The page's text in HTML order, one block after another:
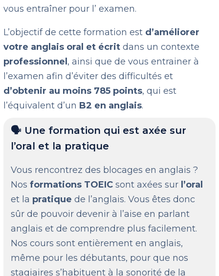
vous entraîner pour l’ examen.
L’objectif de cette formation est d’améliorer
votre anglais oral et écrit dans un contexte
professionnel , ainsi que de vous entrainer à
l’examen afin d’éviter des difficultés et
d’obtenir au moins 785 points, qui est
l’équivalent d’un B2 en anglais.
🗣️ Une formation qui est axée sur
l’oral et la pratique
Vous rencontrez des blocages en anglais ?
Nosformations TOEICsont axées sur l’oral
et la pratiquede l’anglais. Vous êtes donc
sûr de pouvoir devenir à l’aise en parlant
anglais et de comprendre plus facilement.
Nos cours sont entièrement en anglais,
même pour les débutants, pour que nos
stagiaires s’habituent à la sonorité de la